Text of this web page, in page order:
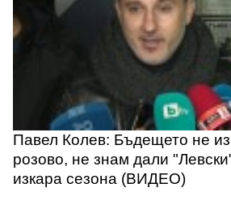
Павел Колев: Бъдещето не
розово, не знам дали
изкара сезона (ВИДЕО)